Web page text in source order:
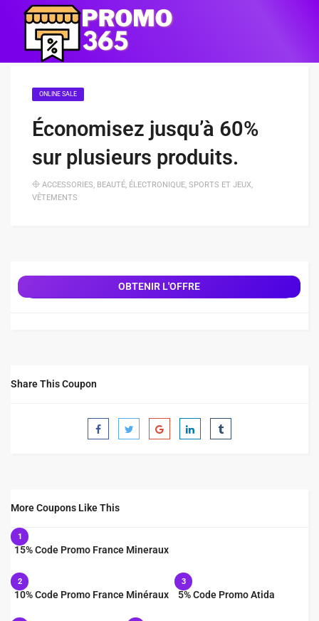
ONLINE SALE
Économisez jusqu’à 60%
sur plusieurs produits.
ACCESSORIES, BEAUTÉ, ÉLECTRONIQUE, SPORTS ET JEUX,
VÊTEMENTS
OBTENIR L'OFFRE
Share This Coupon
More Coupons Like This
1
15% Code Promo France Mineraux
2
10% Code Promo France Minéraux
3
5% Code Promo Atida